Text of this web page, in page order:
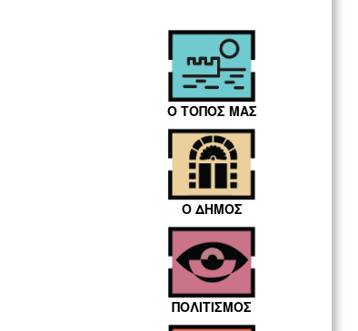
Ο ΤΟΠΟΣ ΜΑΣ
Ο ΔΗΜΟΣ
ΠΟΛΙΤΙΣΜΟΣ